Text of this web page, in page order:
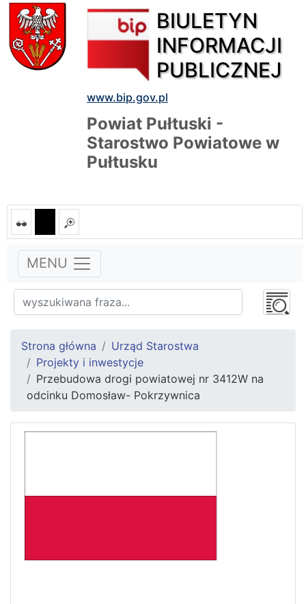
BIULETYN
INFORMACJI
PUBLICZNEJ
www.bip.gov.pl
Powiat Pułtuski -
Starostwo Powiatowe w
Pułtusku
MENU
Strona główna
Urząd Starostwa
Projekty i inwestycje
Przebudowa drogi powiatowej nr 3412W na
odcinku Domosław- Pokrzywnica